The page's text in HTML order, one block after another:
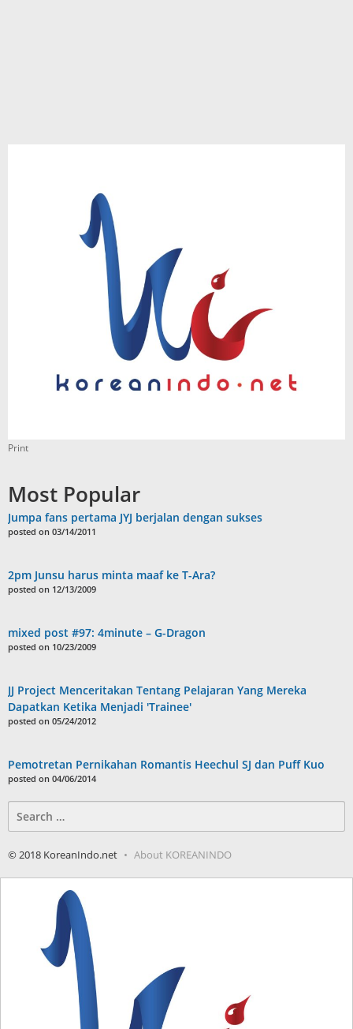
Print
Most Popular
Jumpa fans pertama JYJ berjalan dengan sukses
posted on 03/14/2011
2pm Junsu harus minta maaf ke T-Ara?
posted on 12/13/2009
mixed post #97: 4minute – G-Dragon
posted on 10/23/2009
JJ Project Menceritakan Tentang Pelajaran Yang Mereka
Dapatkan Ketika Menjadi 'Trainee'
posted on 05/24/2012
Pemotretan Pernikahan Romantis Heechul SJ dan Puff Kuo
posted on 04/06/2014
for:
© 2018 KoreanIndo.net About KOREANINDO